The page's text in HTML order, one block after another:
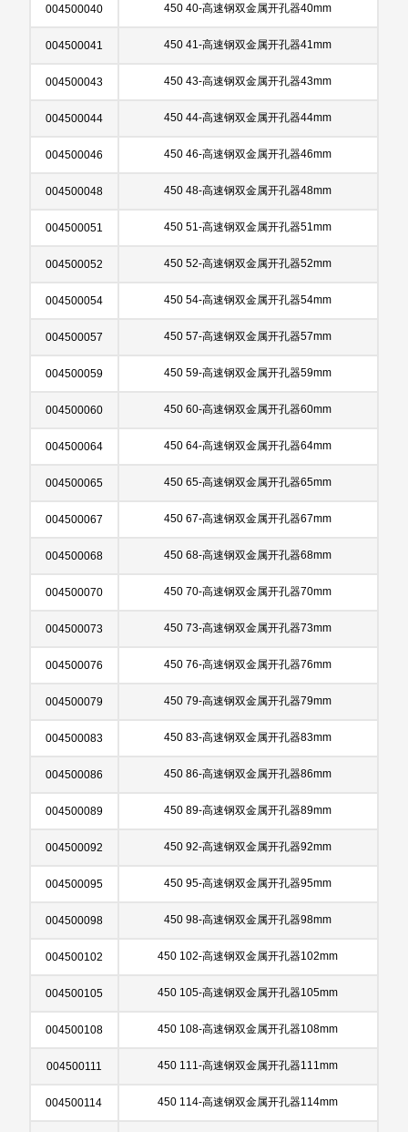
004500040 450 40-高速钢双金属开孔器40mm
004500041 450 41-高速钢双金属开孔器41mm
004500043 450 43-高速钢双金属开孔器43mm
004500044 450 44-高速钢双金属开孔器44mm
004500046 450 46-高速钢双金属开孔器46mm
004500048 450 48-高速钢双金属开孔器48mm
004500051 450 51-高速钢双金属开孔器51mm
004500052 450 52-高速钢双金属开孔器52mm
004500054 450 54-高速钢双金属开孔器54mm
004500057 450 57-高速钢双金属开孔器57mm
004500059 450 59-高速钢双金属开孔器59mm
004500060 450 60-高速钢双金属开孔器60mm
004500064 450 64-高速钢双金属开孔器64mm
004500065 450 65-高速钢双金属开孔器65mm
004500067 450 67-高速钢双金属开孔器67mm
004500068 450 68-高速钢双金属开孔器68mm
004500070 450 70-高速钢双金属开孔器70mm
004500073 450 73-高速钢双金属开孔器73mm
004500076 450 76-高速钢双金属开孔器76mm
004500079 450 79-高速钢双金属开孔器79mm
004500083 450 83-高速钢双金属开孔器83mm
004500086 450 86-高速钢双金属开孔器86mm
004500089 450 89-高速钢双金属开孔器89mm
004500092 450 92-高速钢双金属开孔器92mm
004500095 450 95-高速钢双金属开孔器95mm
004500098 450 98-高速钢双金属开孔器98mm
004500102 450 102-高速钢双金属开孔器102mm
004500105 450 105-高速钢双金属开孔器105mm
004500108 450 108-高速钢双金属开孔器108mm
004500111 450 111-高速钢双金属开孔器111mm
004500114 450 114-高速钢双金属开孔器114mm